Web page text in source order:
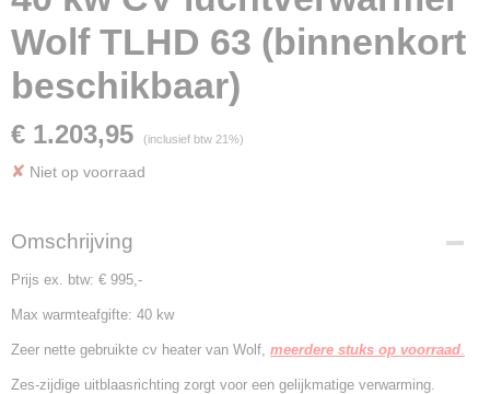
Wolf TLHD 63 (binnenkort
beschikbaar)
€ 1.203,95 (inclusief btw 21%)
✘ Niet op voorraad
Omschrijving
Prijs ex. btw: € 995,-
Max warmteafgifte: 40 kw
Zeer nette gebruikte cv heater van Wolf, meerdere stuks op voorraad.
Zes-zijdige uitblaasrichting zorgt voor een gelijkmatige verwarming.